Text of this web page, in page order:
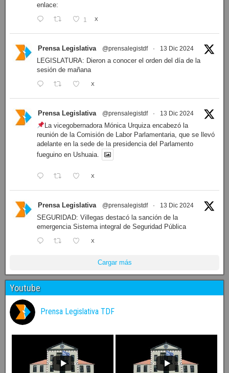
enlace:
1 X
Prensa Legislativa @prensalegistdf · 13 Dic 2024
LEGISLATURA: Dieron a conocer el orden del día de la
sesión de mañana
X
Prensa Legislativa @prensalegistdf · 13 Dic 2024
La vicegobernadora Mónica Urquiza encabezó la
reunión de la Comisión de Labor Parlamentaria, que se llevó
adelante en la sede de la presidencia del Parlamento
fueguino en Ushuaia.
X
Prensa Legislativa @prensalegistdf · 13 Dic 2024
SEGURIDAD: Villegas destacó la sanción de la
emergencia Sistema integral de Seguridad Pública
X
Cargar más
Youtube
Prensa Legislativa TDF